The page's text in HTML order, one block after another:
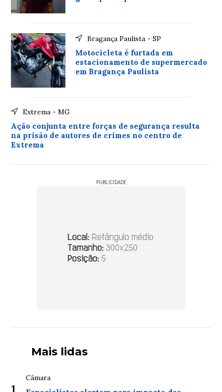
Bragança Paulista - SP
Motocicleta é furtada em
estacionamento de supermercado
em Bragança Paulista
Extrema - MG
Ação conjunta entre forças de segurança resulta
na prisão de autores de crimes no centro de
Extrema
PUBLICIDADE
Mais lidas
Câmara